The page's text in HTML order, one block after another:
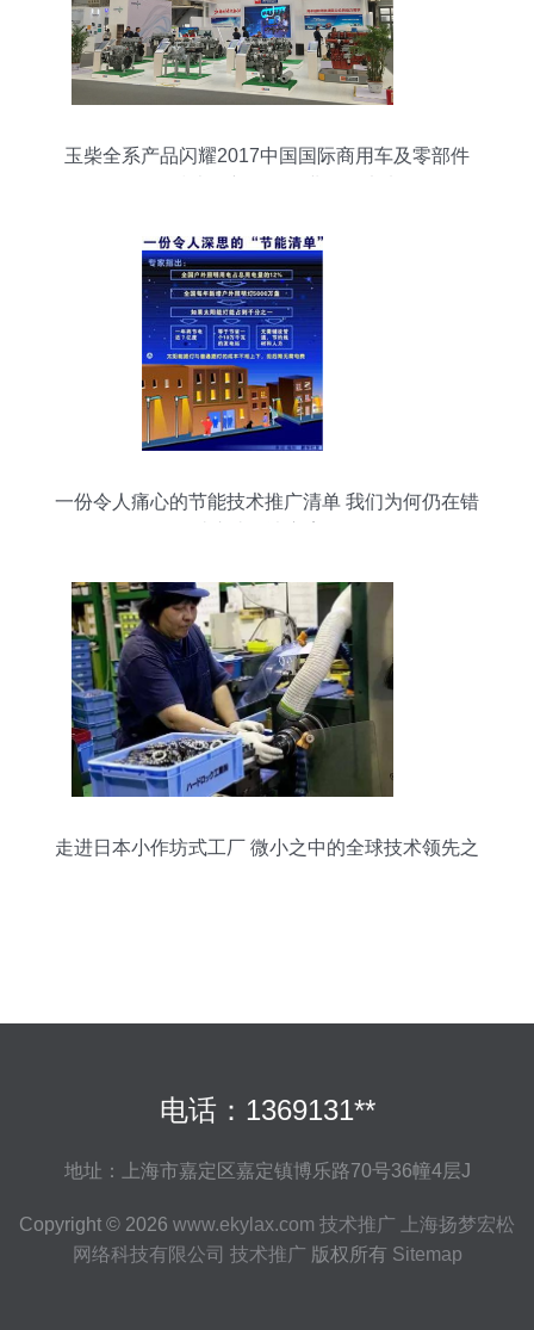
玉柴全系产品闪耀2017中国国际商用车及零部件
一份令人痛心的节能技术推广清单 我们为何仍在错
走进日本小作坊式工厂 微小之中的全球技术领先之
电话：1369131**
地址：上海市嘉定区嘉定镇博乐路70号36幢4层J
Copyright © 2026 www.ekylax.com 技术推广
上海扬梦宏松
网络科技有限公司 技术推广 版权所有 Sitemap